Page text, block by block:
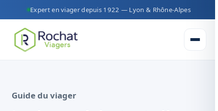
Expert en viager depuis 1922 — Lyon & Rhône-Alpes
Ouvrir
Guide du viager